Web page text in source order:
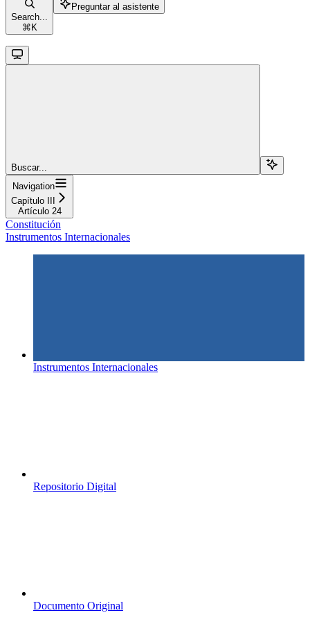
Search...
⌘ K
Preguntar al asistente
Buscar...
Navigation
Capítulo III
Artículo 24
Constitución
Instrumentos Internacionales
Instrumentos Internacionales
Repositorio Digital
Documento Original